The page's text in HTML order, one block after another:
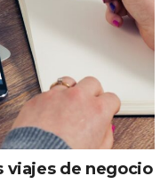
viajes de negocio